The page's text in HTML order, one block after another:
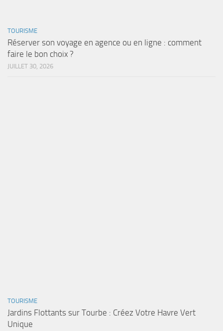
TOURISME
Réserver son voyage en agence ou en ligne : comment
faire le bon choix ?
JUILLET 30, 2026
TOURISME
Jardins Flottants sur Tourbe : Créez Votre Havre Vert
Unique